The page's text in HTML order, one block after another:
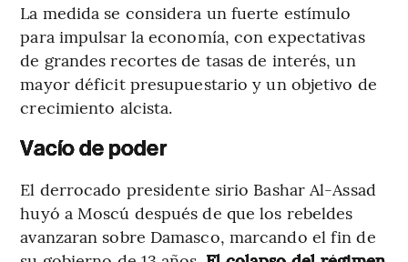
La medida se considera un fuerte estímulo
para impulsar la economía, con expectativas
de grandes recortes de tasas de interés, un
mayor déficit presupuestario y un objetivo de
crecimiento alcista.
Vacío de poder
El derrocado presidente sirio Bashar Al-Assad
huyó a Moscú después de que los rebeldes
avanzaran sobre Damasco, marcando el fin de